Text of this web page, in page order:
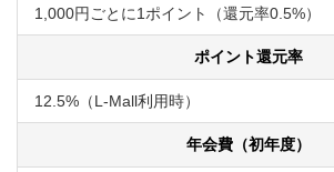
1,000円ごとに1ポイント（還元率0.5%）
ポイント還元率
12.5%（L-Mall利用時）
年会費（初年度）